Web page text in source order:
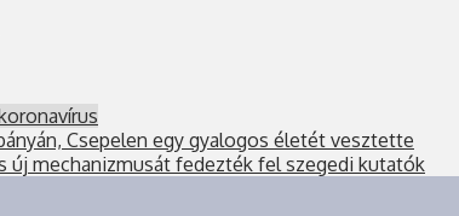
Csepelen egy gyalogos életét vesztette
új mechanizmusát fedezték fel szegedi kutatók